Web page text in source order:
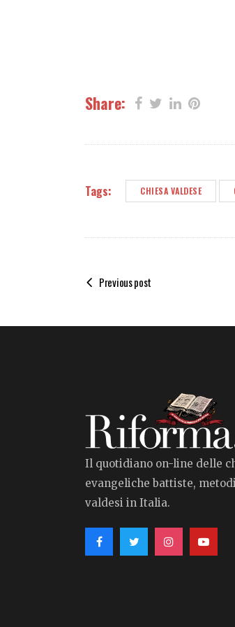
Share:
Tags: CHIESA VALDESE
Previous post
Il quotidiano on-line delle
evangeliche battiste,
valdesi in Italia.